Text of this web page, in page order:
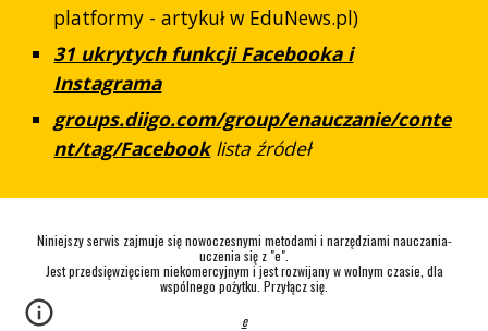
platformy - artykuł w EduNews.pl)
31 ukrytych funkcji Facebooka i
Instagrama
groups.diigo.com/group/enauczanie/conte
nt/tag/Facebook lista źródeł
Niniejszy serwis zajmuje się nowoczesnymi metodami i narzędziami nauczania-
uczenia się z "e".
Jest przedsięwzięciem niekomercyjnym i jest rozwijany w wolnym czasie, dla
wspólnego pożytku. Przyłącz się.
e